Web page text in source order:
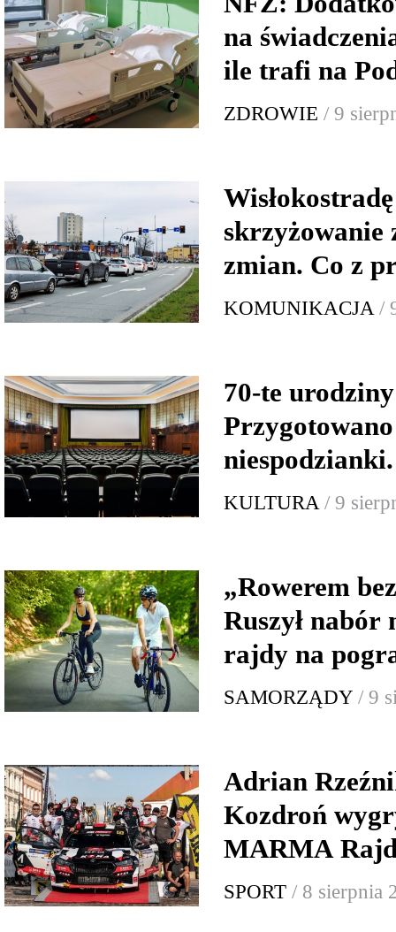
na
ile trafi na
ZDROWIE / 9
skrzyżowanie
zmian. Co z
KOMUNIKACJA /
70-te
KULTURA / 9
„Rowerem
Ruszył nabór
rajdy na
SAMORZĄDY / 9
Adrian
Kozdroń
MARMA
SPORT / 8 sierpnia